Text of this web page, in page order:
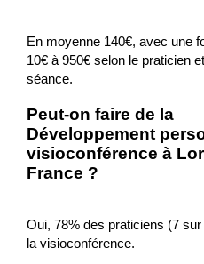
En moyenne 140€, avec une
10€ à 950€ selon le praticien
séance.
Peut-on faire de la
Développement
visioconférence à
France ?
Oui, 78% des praticiens (7
la visioconférence.